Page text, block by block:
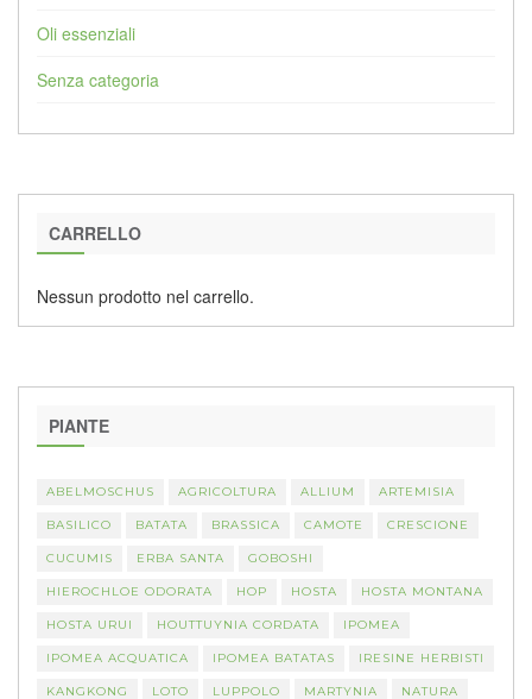
Oli essenziali
Senza categoria
CARRELLO
Nessun prodotto nel carrello.
PIANTE
ABELMOSCHUS AGRICOLTURA ALLIUM ARTEMISIA
BASILICO BATATA BRASSICA CAMOTE CRESCIONE
CUCUMIS ERBA SANTA GOBOSHI
HIEROCHLOE ODORATA HOP HOSTA HOSTA MONTANA
HOSTA URUI HOUTTUYNIA CORDATA IPOMEA
IPOMEA ACQUATICA IPOMEA BATATAS IRESINE HERBISTI
KANGKONG LOTO LUPPOLO MARTYNIA NATURA